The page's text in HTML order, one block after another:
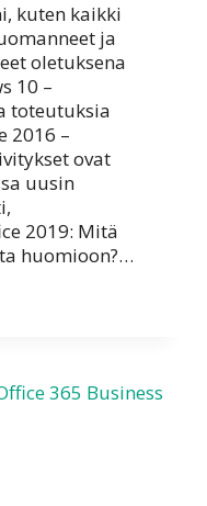
kuten kaikki
ja
oletuksena
10 –
toteutuksia
2016 –
ovat
uusin
2019: Mitä
huomioon?…